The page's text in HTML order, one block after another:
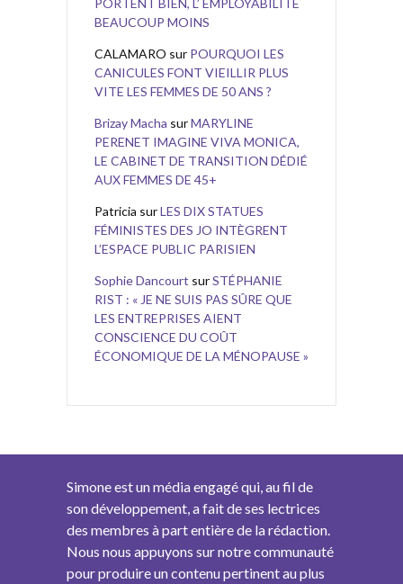
PORTENT BIEN, L’ EMPLOYABILITÉ
BEAUCOUP MOINS
CALAMARO sur POURQUOI LES
CANICULES FONT VIEILLIR PLUS
VITE LES FEMMES DE 50 ANS ?
Brizay Macha surMARYLINE
PERENET IMAGINE VIVA MONICA,
LE CABINET DE TRANSITION DÉDIÉ
AUX FEMMES DE 45+
Patricia surLES DIX STATUES
FÉMINISTES DES JO INTÈGRENT
L’ESPACE PUBLIC PARISIEN
Sophie Dancourt surSTÉPHANIE
RIST : « JE NE SUIS PAS SÛRE QUE
LES ENTREPRISES AIENT
CONSCIENCE DU COÛT
ÉCONOMIQUE DE LA MÉNOPAUSE »
Simone est un média engagé qui, au fil de
son développement, a fait de ses lectrices
des membres à part entière de la rédaction.
Nous nous appuyons sur notre communauté
pour produire un contenu pertinent au plus